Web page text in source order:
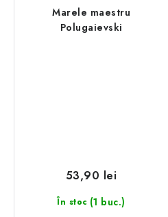
Marele maestru
Polugaievski
În stoc (1 buc.)
53,90 lei